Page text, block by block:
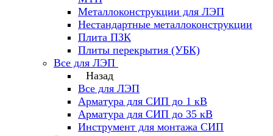
Металлоконструкции для ЛЭП
Нестандартные металлоконструкции
Плита ПЗК
Плиты перекрытия (УБК)
Все для ЛЭП
Назад
Все для ЛЭП
Арматура для СИП до 1 кВ
Арматура для СИП до 35 кВ
Инструмент для монтажа СИП